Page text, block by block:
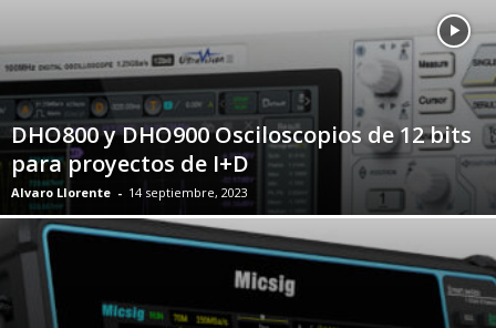
DHO800 y DHO900 Osciloscopios de 12 bits
para proyectos de I+D
Alvaro Llorente - 14 septiembre, 2023